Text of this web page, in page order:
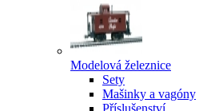
Modelová železnice
Sety
Mašinky a vagóny